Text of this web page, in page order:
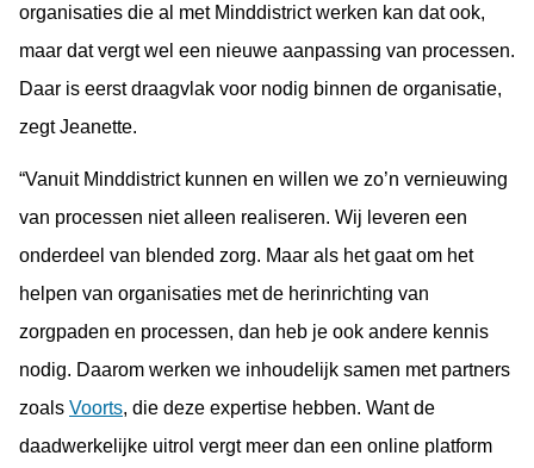
organisaties die al met Minddistrict werken kan dat ook,
maar dat vergt wel een nieuwe aanpassing van processen.
Daar is eerst draagvlak voor nodig binnen de organisatie,
zegt Jeanette.
“Vanuit Minddistrict kunnen en willen we zo’n vernieuwing
van processen niet alleen realiseren. Wij leveren een
onderdeel van blended zorg. Maar als het gaat om het
helpen van organisaties met de herinrichting van
zorgpaden en processen, dan heb je ook andere kennis
nodig. Daarom werken we inhoudelijk samen met partners
zoals Voorts, die deze expertise hebben. Want de
daadwerkelijke uitrol vergt meer dan een online platform